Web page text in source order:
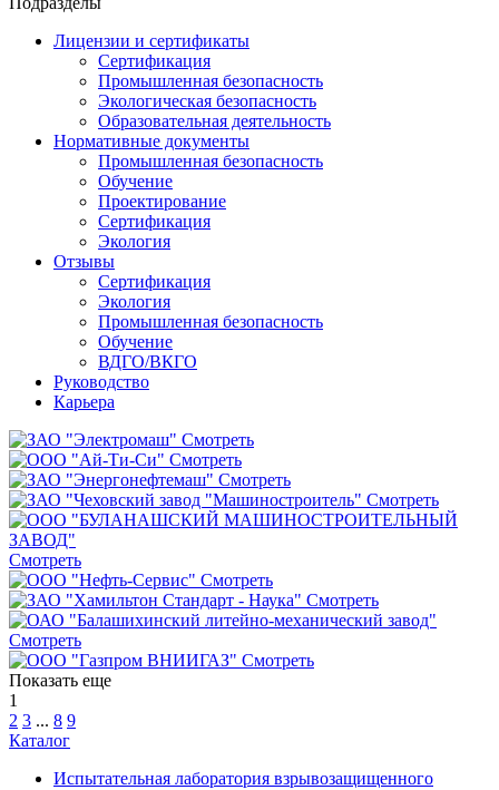
Лицензии и сертификаты
Сертификация
Промышленная безопасность
Экологическая безопасность
Образовательная деятельность
Нормативные документы
Промышленная безопасность
Обучение
Проектирование
Сертификация
Экология
Отзывы
Сертификация
Экология
Промышленная безопасность
Обучение
ВДГО/ВКГО
Руководство
Карьера
Смотреть
Смотреть
Смотреть
Смотреть
Смотреть
Смотреть
Смотреть
Смотреть
Смотреть
Показать еще
1
2 3 ... 8 9
Каталог
Испытательная лаборатория взрывозащищенного